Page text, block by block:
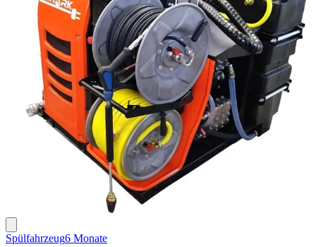
Spülfahrzeug6 Monate